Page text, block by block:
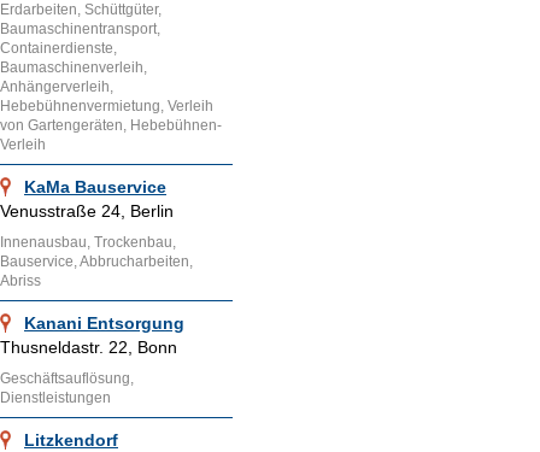
Erdarbeiten, Schüttgüter,
Baumaschinentransport,
Containerdienste,
Baumaschinenverleih,
Anhängerverleih,
Hebebühnenvermietung, Verleih
von Gartengeräten, Hebebühnen-
Verleih
KaMa Bauservice
Venusstraße 24, Berlin
Innenausbau, Trockenbau,
Bauservice, Abbrucharbeiten,
Abriss
Kanani Entsorgung
Thusneldastr. 22, Bonn
Geschäftsauflösung,
Dienstleistungen
Litzkendorf